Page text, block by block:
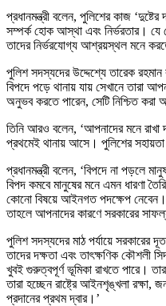
প্রধানমন্ত্রী বলেন, পুলিশের কাজ
সম্পর্ক হোক আস্থা এবং নির্ভরতার।
তাদের নির্ভরযোগ্য আশ্রয়স্থল মনে
পুলিশ সদস্যদের উদ্দেশ্যে তারেক
বিপদে পড়ে থানায় যায় সেখানে তারা
অনুভব করতে পারেন, সেটি নিশ্চিত করা
তিনি আরও বলেন, ‘আপনাদের মনে রাখা
প্রথমেই থানায় আসে। পুলিশের
প্রধানমন্ত্রী বলেন, ‘বিপদে না পড়লে
বিপদ কমবে মানুষের মনে এমন ধারণা
কোনো বিষয়ে আইনগত পদক্ষেপ নেবেন।
তাহলে আপনাদের কারণে সরকারের
পুলিশ সদস্যদের মাঠ পর্যায়ে সরকারের
তাদের দক্ষতা এবং তাৎক্ষণিক কৌশলী
খুবই গুরুত্বপূর্ণ ভূমিকা রাখতে পারে।
তারা হচ্ছেন রাষ্ট্রে আইনশৃঙ্খলা রক্ষা,
প্রদানের প্রথম দ্বার।’